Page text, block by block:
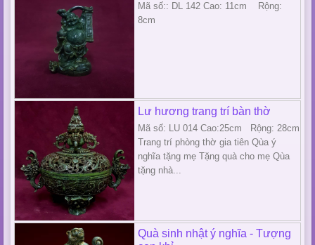
Mã số:: DL 142 Cao: 11cm Rộng:
8cm
Lư hương trang trí bàn thờ
Mã số: LU 014 Cao:25cm Rộng: 28cm
Trang trí phòng thờ gia tiên Qùa ý
nghĩa tặng mẹ Tặng quà cho mẹ Qùa
tặng nhà...
Quà sinh nhật ý nghĩa - Tượng